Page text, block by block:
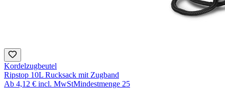
Kordelzugbeutel
Ripstop 10L Rucksack mit Zugband
Ab 4,12 € incl. MwStMindestmenge 25